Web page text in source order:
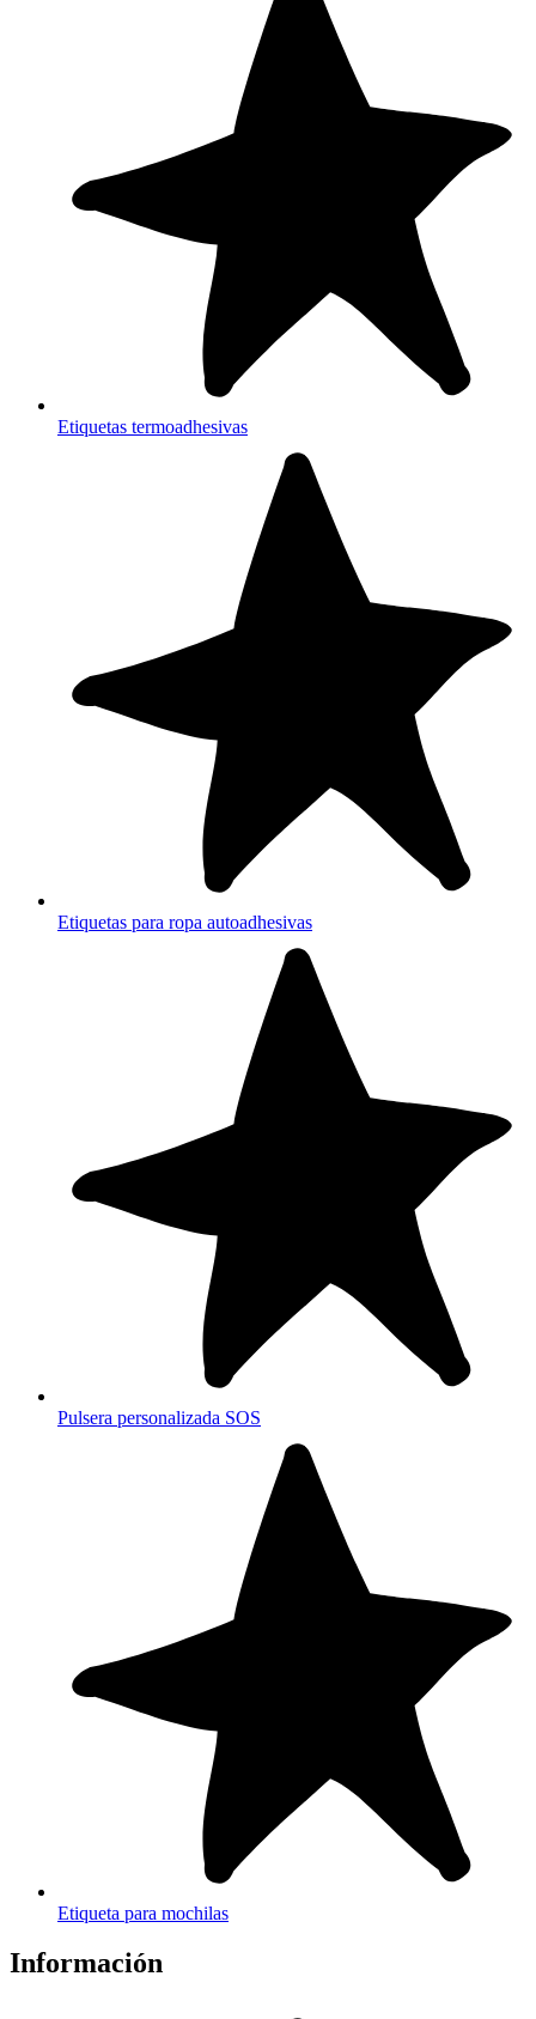
Etiquetas termoadhesivas
Etiquetas para ropa autoadhesivas
Pulsera personalizada SOS
Etiqueta para mochilas
Información